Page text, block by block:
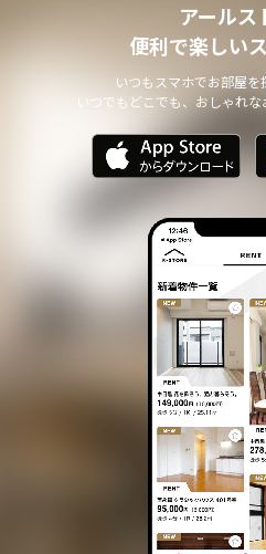
アールス
便利で楽しい
いつもスマホでお部屋を
いつでもどこでも、おしゃれな